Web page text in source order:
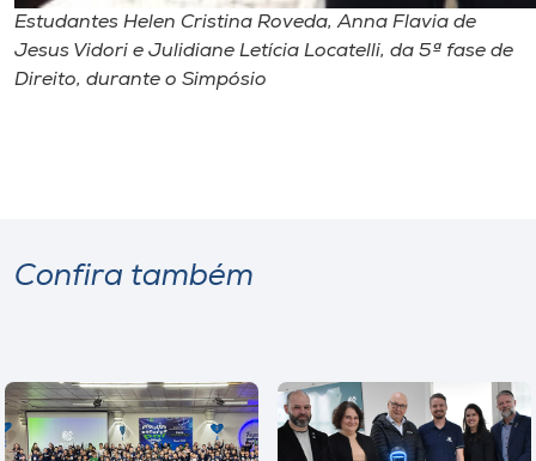
Estudantes Helen Cristina Roveda, Anna Flavia de
Jesus Vidori e Julidiane Letícia Locatelli, da 5ª fase de
Direito, durante o Simpósio
Confira também